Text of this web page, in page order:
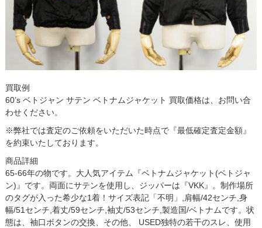
買取例
60’s ベトジャン サテン ベトナムジャケット 買取価格は、お問い合
わせください。
※弊社では査定のご依頼をいただいた時点で『最低確定査定金額』
を約束いたしております。
商品詳細
65-66年の物です。大人気アイテム『ベトナムジャケット(ベトジャ
ン)』です。両面にサテンを使用し、ジッパーは『VKK』。制作場所
のタグが入った希少な1着！サイズ表記「不明」,肩幅/42センチ,身
幅/51センチ,着丈/59センチ,袖丈/53センチ,製造国/ベトナムです。状
態は、袖口ボタンの交換、その他、 USED独特の若干のスレ、使用